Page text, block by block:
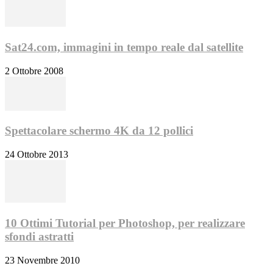
Sat24.com, immagini in tempo reale dal satellite
2 Ottobre 2008
Spettacolare schermo 4K da 12 pollici
24 Ottobre 2013
10 Ottimi Tutorial per Photoshop, per realizzare
sfondi astratti
23 Novembre 2010